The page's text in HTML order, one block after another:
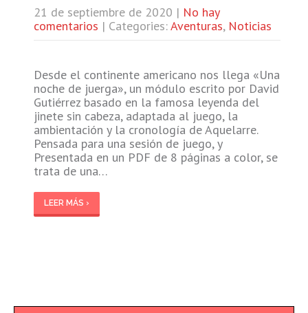
21 de septiembre de 2020 | No hay
comentarios | Categories:Aventuras, Noticias
Desde el continente americano nos llega «Una
noche de juerga», un módulo escrito por David
Gutiérrez basado en la famosa leyenda del
jinete sin cabeza, adaptada al juego, la
ambientación y la cronología de Aquelarre.
Pensada para una sesión de juego, y
Presentada en un PDF de 8 páginas a color, se
trata de una…
LEER MÁS ›